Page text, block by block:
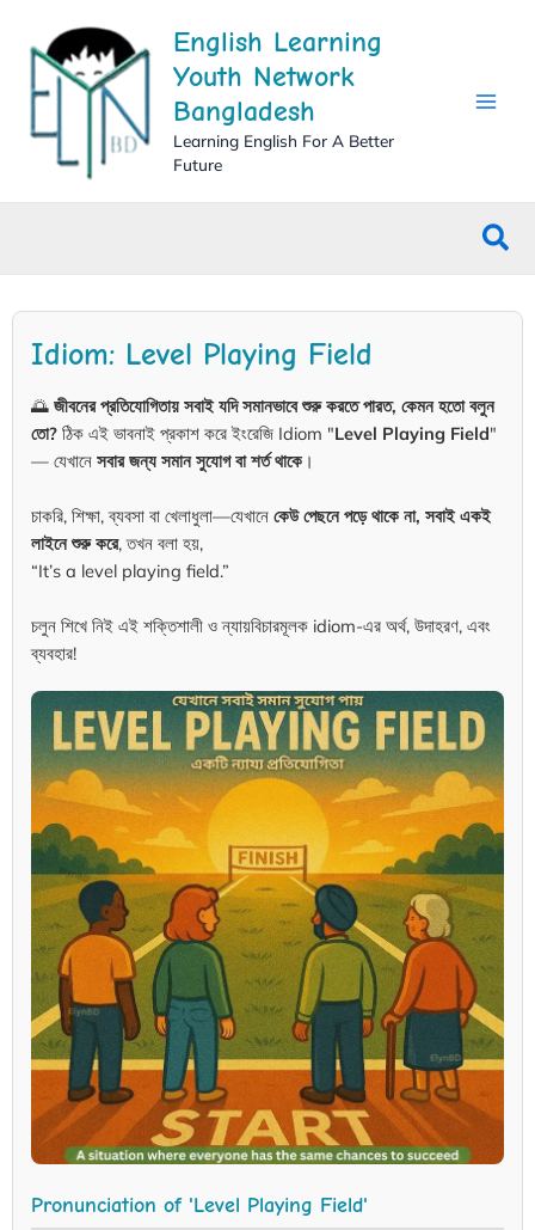
content
English Learning
Youth Network
Bangladesh
Learning English For A Better
Future
Idiom: Level Playing Field
🌅 জীবনের প্রতিযোগিতায় সবাই যদি সমানভাবে শুরু করতে পারত, কেমন হতো বলুন
তো? ঠিক এই ভাবনাই প্রকাশ করে ইংরেজি Idiom "Level Playing Field"
— যেখানে সবার জন্য সমান সুযোগ বা শর্ত থাকে।
চাকরি, শিক্ষা, ব্যবসা বা খেলাধুলা—যেখানে কেউ পেছনে পড়ে থাকে না, সবাই একই
লাইনে শুরু করে, তখন বলা হয়,
“It’s a level playing field.”
চলুন শিখে নিই এই শক্তিশালী ও ন্যায়বিচারমূলক idiom-এর অর্থ, উদাহরণ, এবং
ব্যবহার!
Pronunciation of 'Level Playing Field'